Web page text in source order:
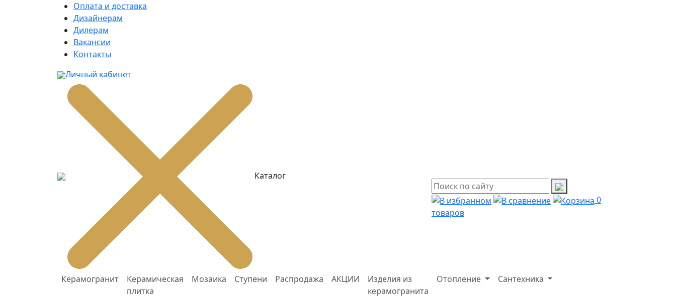
Оплата и доставка
Дизайнерам
Дилерам
Вакансии
Контакты
Личный кабинет
Каталог
Керамогранит
Керамическая
плитка
Мозаика Ступени Распродажа АКЦИИ
Изделия из
керамогранита
Отопление Сантехника
0
товаров